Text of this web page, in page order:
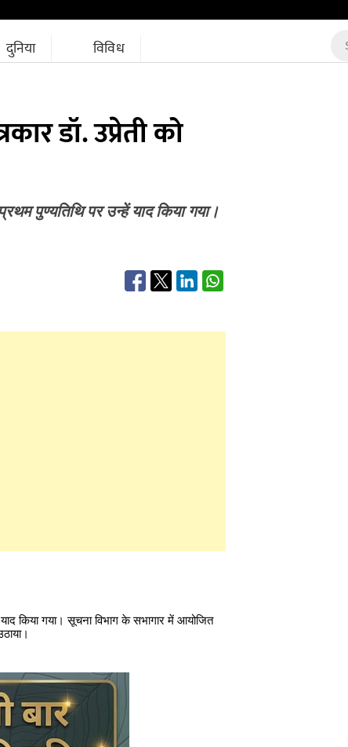
दुनिया विविध
डॉ. उप्रेती को
पुण्यतिथि पर उन्हें याद किया गया।
किया गया। सूचना विभाग के सभागार में आयोजित